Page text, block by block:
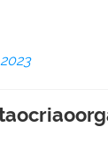
2023